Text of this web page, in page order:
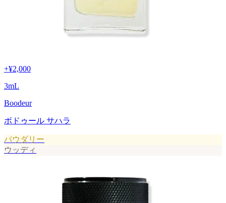
+¥2,000
3mL
Boodeur
ボドゥール サハラ
パウダリー
ウッディ